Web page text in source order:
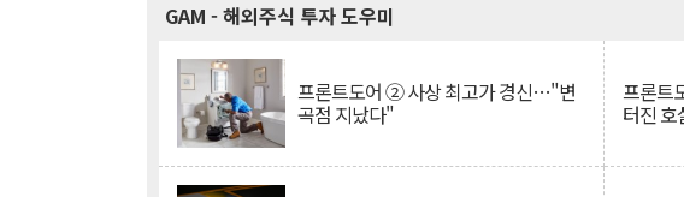
GAM - 해외주식 투자 도우미
프론트도어 ② 사상 최고가 경신…"변
곡점 지났다"
프론트
터진 호